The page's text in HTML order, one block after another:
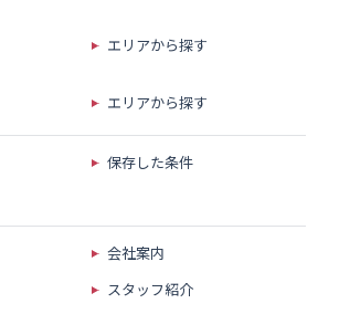
エリアから探す
エリアから探す
保存した条件
会社案内
スタッフ紹介